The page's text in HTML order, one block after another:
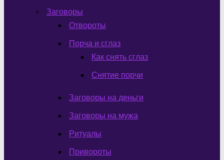
Заговоры
Отвороты
Порча и сглаз
Как снять сглаз
Снятие порчи
Заговоры на деньги
Заговоры на мужа
Ритуалы
Привороты